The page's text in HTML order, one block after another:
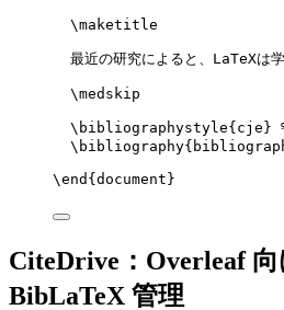
\maketitle
最近の研究によると、LaTeXは
\medskip
\bibliographystyle{cje}
\bibliography
\end { document }
CiteDrive：Overleaf
BibLaTeX 管理